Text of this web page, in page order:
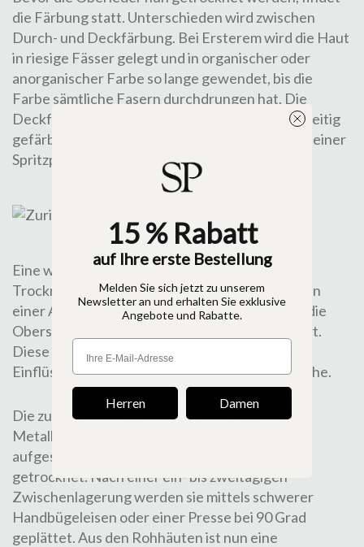
die Färbung statt. Unterschieden wird zwischen
Durch- und Deckfärbung. Bei Ersterem wird die Haut
in riesige Fässer gelegt und in organischer oder
anorganischer Farbe so lange gewendet, bis die
Farbe sämtliche Fasern durchdrungen hat. Die
Deckfärbung indes führt lediglich zu einem einseitig
gefärbten Leder. Hierbei wird die Farbe mittels einer
Spritzpistole auf die Ober­fläche aufgetragen.
Eine weitere Zurichtungsarbeit, die vor der
Trocknung durchgeführt wird, ist das Anfertigen
einer Appretur für das Schaftleder. Dabei wird die
Oberschicht des Leders gewissermaßen lackiert.
Diese Appretur schützt das Leder vor äußeren
Einflüssen und bewahrt die glänzende Oberfläche.
Die zugerichteten Oberleder werden zwischen
Metallplatten oder unter Wärmestrahlern
aufgespannt und bei 40 bis 60 Grad Celsius
getrocknet. Nach einer ein- bis zweitägigen
Zwischenlagerung werden sie mittels schwerer
Handbügeleisen oder einer Presse bei 90 Grad
geplättet. Aus den Rohhäutenist nun eine
15 % Rabatt
auf Ihre erste Bestellung
Melden Sie sich jetzt zu unserem
Newsletter an und erhalten Sie exklusive
Angebote und Rabatte.
Herren Damen